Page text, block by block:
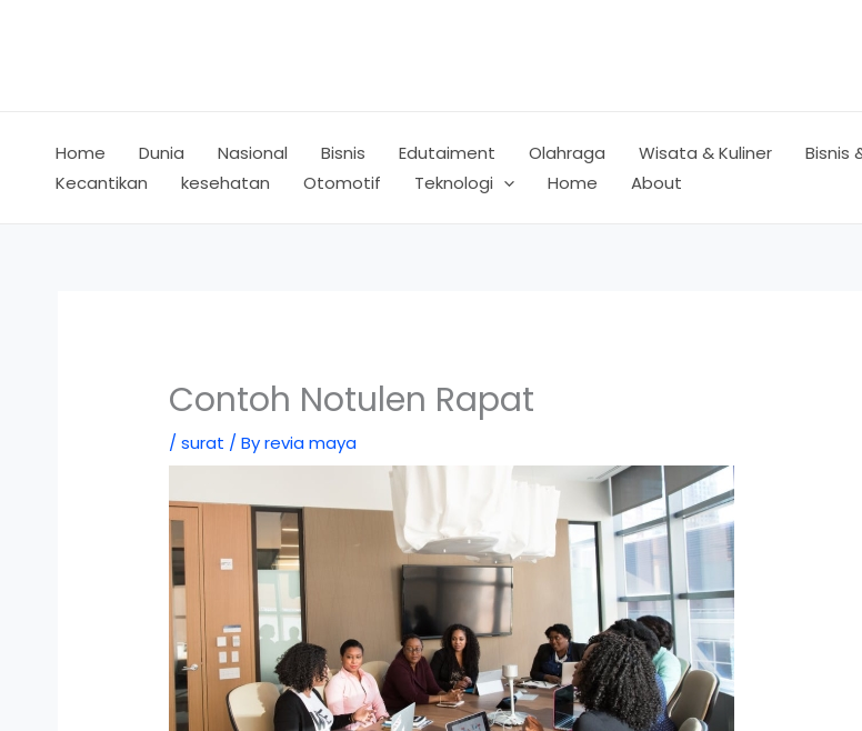
Home Dunia Nasional Bisnis Edutaiment Olahraga Wisata & Kuliner Bisnis
Kecantikan
kesehatan Otomotif Teknologi Home About
Contoh Notulen Rapat
/surat / Byrevia maya